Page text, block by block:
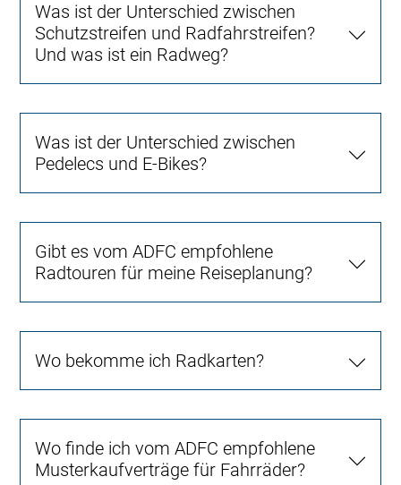
Was ist der Unterschied zwischen
Schutzstreifen und Radfahrstreifen?
Und was ist ein Radweg?
Was ist der Unterschied zwischen
Pedelecs und E-Bikes?
Gibt es vom ADFC empfohlene
Radtouren für meine Reiseplanung?
Wo bekomme ich Radkarten?
Wo finde ich vom ADFC empfohlene
Musterkaufverträge für Fahrräder?